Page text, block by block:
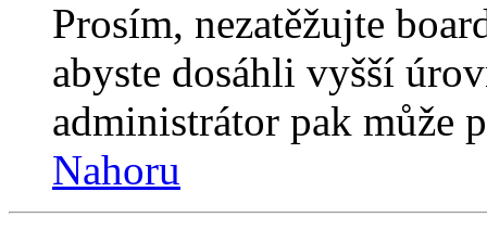
Prosím, nezatěžujte
abyste dosáhli vyšší
administrátor pak může
Nahoru